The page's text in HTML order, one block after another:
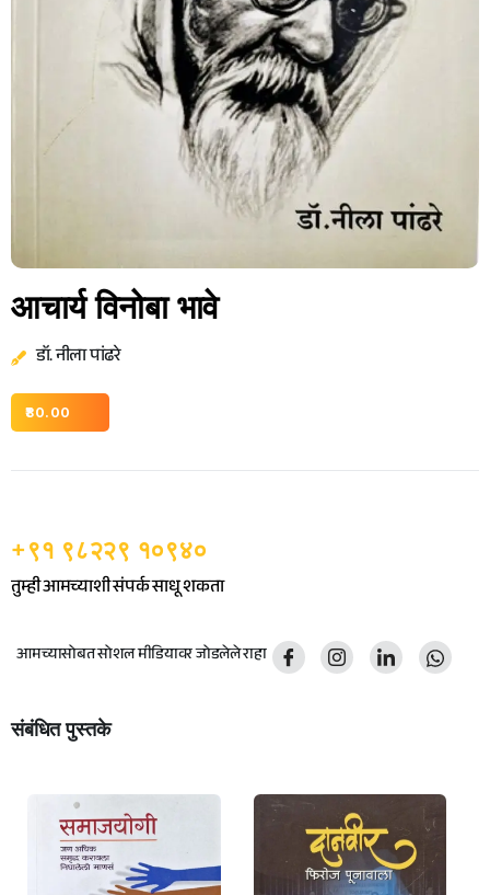
आचार्य विनोबा भावे
डॉ. नीला पांढरे
80.00
+९१ ९८२२९ १०९४०
तुम्ही आमच्याशी संपर्क साधू शकता
आमच्यासोबत सोशल मीडियावर जोडलेले राहा
संबंधित पुस्तके